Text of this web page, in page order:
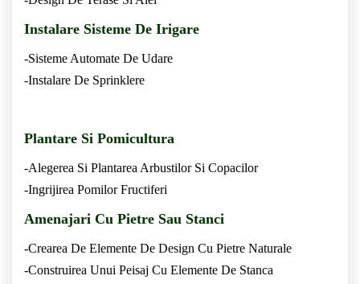
Instalare Sisteme De Irigare
-Sisteme Automate De Udare
-Instalare De Sprinklere
Plantare Si Pomicultura
-Alegerea Si Plantarea Arbustilor Si Copacilor
-Ingrijirea Pomilor Fructiferi
Amenajari Cu Pietre Sau Stanci
-Crearea De Elemente De Design Cu Pietre Naturale
-Construirea Unui Peisaj Cu Elemente De Stanca